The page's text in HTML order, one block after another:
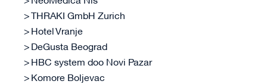
THRAKI GmbH Zurich
Hotel Vranje
DeGusta Beograd
HBC system doo Novi Pazar
Komore Boljevac